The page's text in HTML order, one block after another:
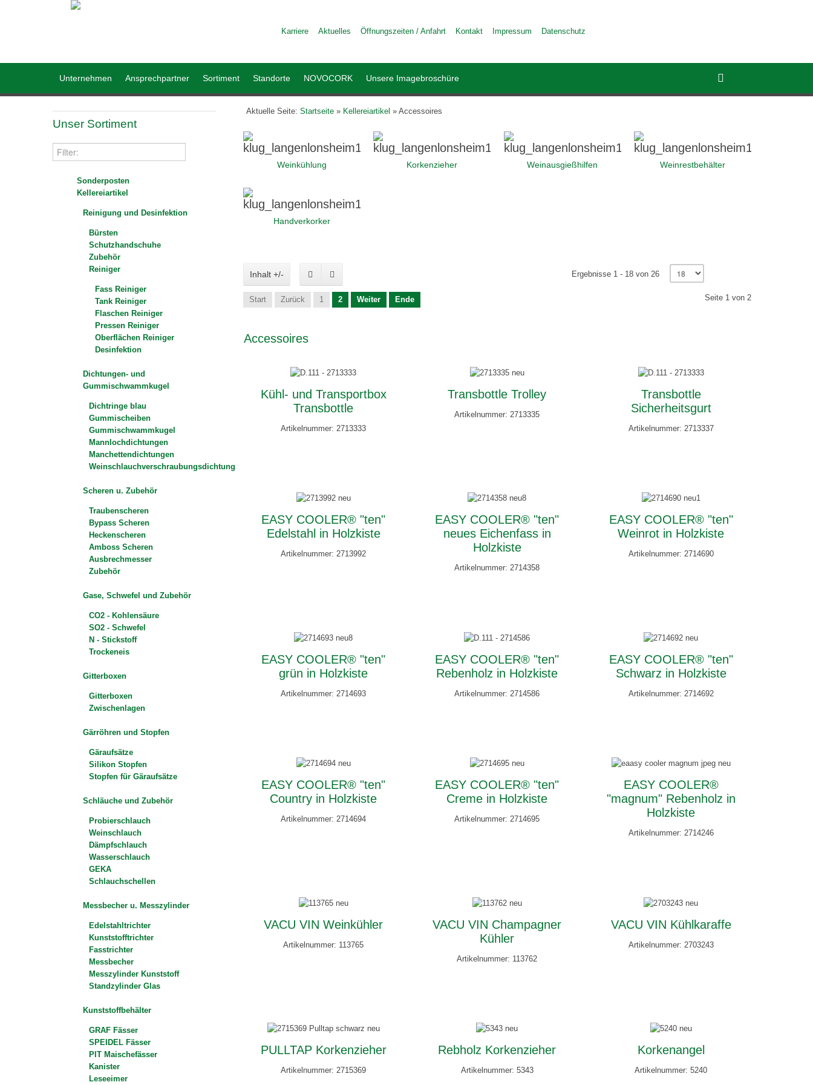
Karriere Aktuelles Öffnungszeiten / Anfahrt Kontakt Impressum Datenschutz
Unternehmen Ansprechpartner Sortiment Standorte NOVOCORK Unsere Imagebroschüre
Unser Sortiment
Sonderposten
Kellereiartikel
Reinigung und Desinfektion
Bürsten
Schutzhandschuhe
Zubehör
Reiniger
Fass Reiniger
Tank Reiniger
Flaschen Reiniger
Pressen Reiniger
Oberflächen Reiniger
Desinfektion
Dichtungen- und
Gummischwammkugel
Dichtringe blau
Gummischeiben
Gummischwammkugel
Mannlochdichtungen
Manchettendichtungen
Weinschlauchverschraubungsdichtung
Scheren u. Zubehör
Traubenscheren
Bypass Scheren
Heckenscheren
Amboss Scheren
Ausbrechmesser
Zubehör
Gase, Schwefel und Zubehör
CO2 - Kohlensäure
SO2 - Schwefel
N - Stickstoff
Trockeneis
Gitterboxen
Gitterboxen
Zwischenlagen
Gärröhren und Stopfen
Gäraufsätze
Silikon Stopfen
Stopfen für Gäraufsätze
Schläuche und Zubehör
Probierschlauch
Weinschlauch
Dämpfschlauch
Wasserschlauch
GEKA
Schlauchschellen
Messbecher u. Messzylinder
Edelstahltrichter
Kunststofftrichter
Fasstrichter
Messbecher
Messzylinder Kunststoff
Standzylinder Glas
Kunststoffbehälter
GRAF Fässer
SPEIDEL Fässer
PIT Maischefässer
Kanister
Leseeimer
Aktuelle Seite: Startseite » Kellereiartikel » Accessoires
Weinkühlung Korkenzieher Weinausgießhilfen Weinrestbehälter
Handverkorker
Inhalt +/- Ergebnisse 1 - 18 von 26
Start Zurück 1 2 Weiter Ende Seite 1 von 2
Accessoires
Kühl- und Transportbox
Transbottle
Artikelnummer: 2713333
Transbottle Trolley
Artikelnummer: 2713335
Transbottle
Sicherheitsgurt
Artikelnummer: 2713337
EASY COOLER® "ten"
Edelstahl in Holzkiste
Artikelnummer: 2713992
EASY COOLER® "ten"
neues Eichenfass in
Holzkiste
Artikelnummer: 2714358
EASY COOLER® "ten"
Weinrot in Holzkiste
Artikelnummer: 2714690
EASY COOLER® "ten"
grün in Holzkiste
Artikelnummer: 2714693
EASY COOLER® "ten"
Rebenholz in Holzkiste
Artikelnummer: 2714586
EASY COOLER® "ten"
Schwarz in Holzkiste
Artikelnummer: 2714692
EASY COOLER® "ten"
Country in Holzkiste
Artikelnummer: 2714694
EASY COOLER® "ten"
Creme in Holzkiste
Artikelnummer: 2714695
EASY COOLER®
"magnum" Rebenholz in
Holzkiste
Artikelnummer: 2714246
VACU VIN Weinkühler
Artikelnummer: 113765
VACU VIN Champagner
Kühler
Artikelnummer: 113762
VACU VIN Kühlkaraffe
Artikelnummer: 2703243
PULLTAP Korkenzieher
Artikelnummer: 2715369
Rebholz Korkenzieher
Artikelnummer: 5343
Korkenangel
Artikelnummer: 5240